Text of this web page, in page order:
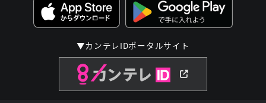
▼カンテレIDポータルサイト